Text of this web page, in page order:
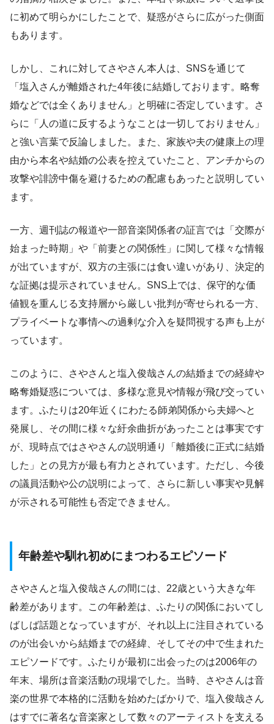
に初めて明らかにしたことで、疑惑がさらに広がった側面
もあります。
しかし、これに対してさやさん本人は、SNSを通じて
「塩入さんが離婚された4年後に結婚しております。略奪
婚などでは全くありません」と明確に否定しています。さ
らに「人の道に反するようなことは一切しておりません」
と強い言葉で反論しました。また、家族や夫の健康上の理
由から本名や結婚の公表を控えていたこと、アンチからの
攻撃や誹謗中傷を避けるための配慮もあったと説明してい
ます。
一方、週刊誌の報道や一部音楽関係者の証言では「交際が
始まった時期」や「前妻との関係性」に関して様々な情報
が出ていますが、双方の主張には食い違いがあり、決定的
な証拠は提示されていません。SNS上では、保守的な価
値観を重んじる支持層から厳しい批判が寄せられる一方、
プライベートな事情への過剰な介入を疑問視する声も上が
っています。
このように、さやさんと塩入俊哉さんの結婚までの経緯や
略奪婚疑惑については、多様な意見や情報が飛び交ってい
ます。ふたりは20年近くにわたる師弟関係から夫婦へと
発展し、その間に様々な紆余曲折があったことは事実です
が、現時点ではさやさんの説明通り「離婚後に正式に結婚
した」との見方が最も有力とされています。ただし、今後
の議員活動や公の説明によって、さらに新しい事実や見解
が示される可能性も否定できません。
年齢差や馴れ初めにまつわるエピソード
さやさんと塩入俊哉さんの間には、22歳という大きな年
齢差があります。この年齢差は、ふたりの関係においてし
ばしば話題となっていますが、それ以上に注目されている
のが出会いから結婚までの経緯、そしてその中で生まれた
エピソードです。ふたりが最初に出会ったのは2006年の
年末、場所は音楽活動の現場でした。当時、さやさんは音
楽の世界で本格的に活動を始めたばかりで、塩入俊哉さん
はすでに著名な音楽家として数々のアーティストを支える